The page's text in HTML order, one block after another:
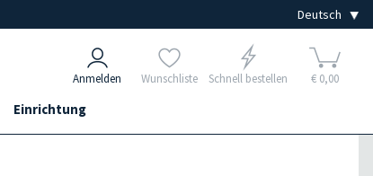
Anmelden Wunschliste Schnell bestellen € 0,00
Einrichtung